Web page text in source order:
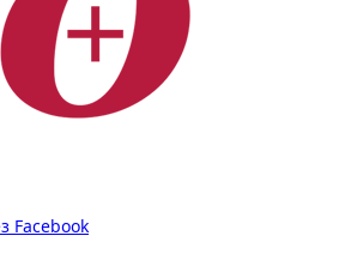
Facebook